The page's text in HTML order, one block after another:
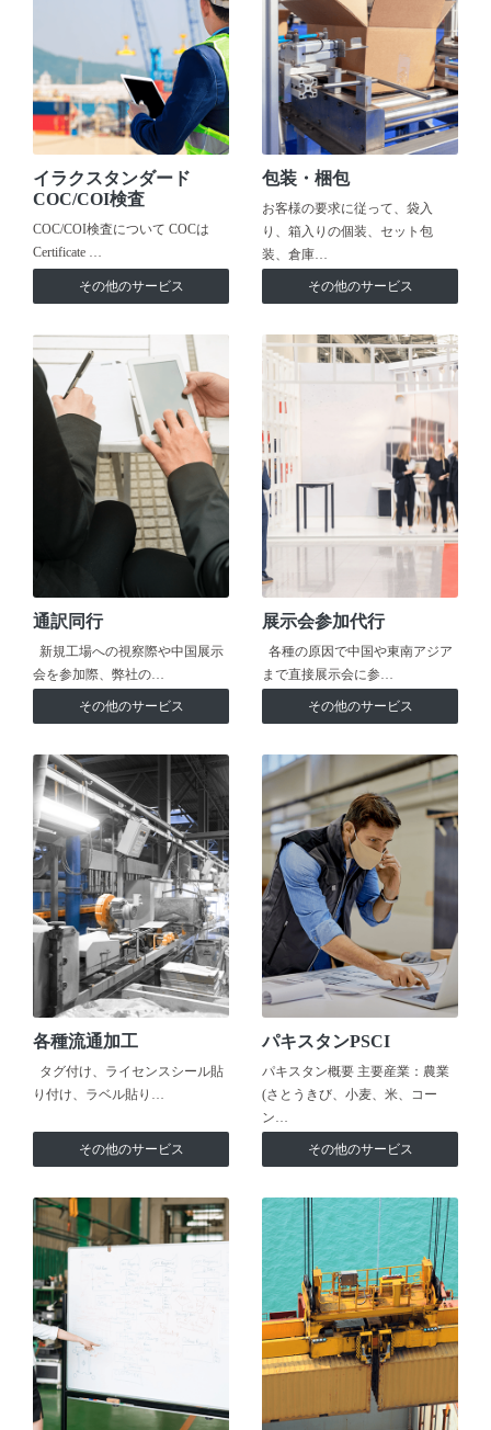
イラクスタンダード
COC/COI検査
COC/COI検査について COCは
Certificate …
その他のサービス
包装・梱包
お客様の要求に従って、袋入
り、箱入りの個装、セット包
装、倉庫…
その他のサービス
通訳同行
新規工場への視察際や中国展示
会を参加際、弊社の…
その他のサービス
展示会参加代行
各種の原因で中国や東南アジア
まで直接展示会に参…
その他のサービス
各種流通加工
タグ付け、ライセンスシール貼
り付け、ラベル貼り…
その他のサービス
パキスタンPSCI
パキスタン概要 主要産業：農業
(さとうきび、小麦、米、コー
ン…
その他のサービス